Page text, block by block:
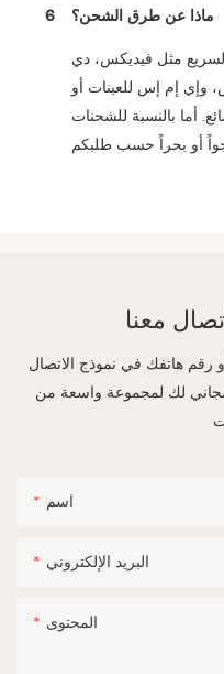
6 ماذا عن طرق الشحن؟
مثل فيديكس، دي
وإي إم إس للعينات أو
أما بالنسبة للشحنات
معنا
رقم هاتفك في نموذج الاتصال
لك لمجموعة واسعة من
اسم
البريد الإلكتروني
المحتوى